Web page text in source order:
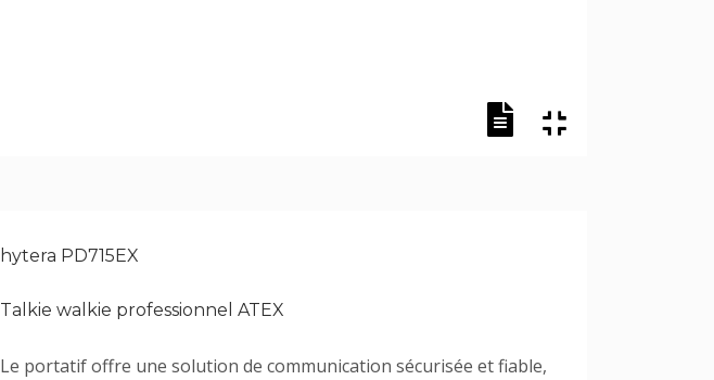
hytera PD715EX
Talkie walkie professionnel ATEX
Le portatif offre une solution de communication sécurisée et fiable,